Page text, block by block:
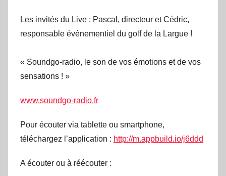
Les invités du Live : Pascal, directeur et Cédric,
responsable évènementiel du golf de la Largue !
« Soundgo-radio, le son de vos émotions et de vos
sensations ! »
www.soundgo-radio.fr
Pour écouter via tablette ou smartphone,
téléchargez l’application : http://m.appbuild.io/j6ddd
A écouter ou à réécouter :